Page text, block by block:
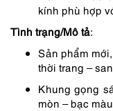
kính phù hợp
Tình trạng/Mô tả:
Sản phẩm
thời trang –
Khung gọng
mòn – bạc